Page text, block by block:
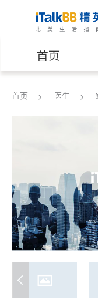
首页
医生
建筑装修
首页 医生